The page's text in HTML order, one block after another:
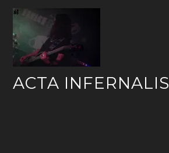
Skip
content
ACTA INFERNALIS